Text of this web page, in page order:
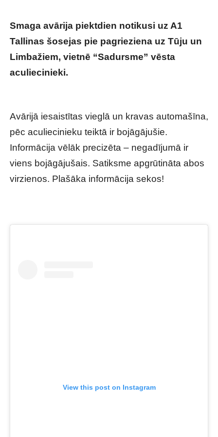
Smaga avārija piektdien notikusi uz A1
Tallinas šosejas pie pagrieziena uz Tūju un
Limbažiem, vietnē “Sadursme” vēsta
aculiecinieki.
Avārijā iesaistītas vieglā un kravas automašīna,
pēc aculiecinieku teiktā ir bojāgājušie.
Informācija vēlāk precizēta – negadījumā ir
viens bojāgājušais. Satiksme apgrūtināta abos
virzienos. Plašāka informācija sekos!
View this post on Instagram